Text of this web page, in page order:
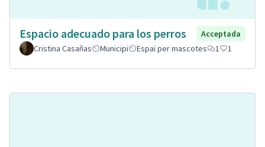
Espacio adecuado para los perros
Acceptada
Cristina Casañas
Municipi Espai per mascotes 1 1